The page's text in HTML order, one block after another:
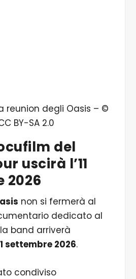
reunion degli Oasis – ©
BY-SA 2.0
del
uscirà l’11
2026
non si fermerà al
dedicato al
band arriverà
settembre 2026.
condiviso